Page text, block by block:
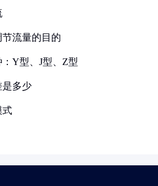
流量的目的
Y型、J型、Z型
是多少
式